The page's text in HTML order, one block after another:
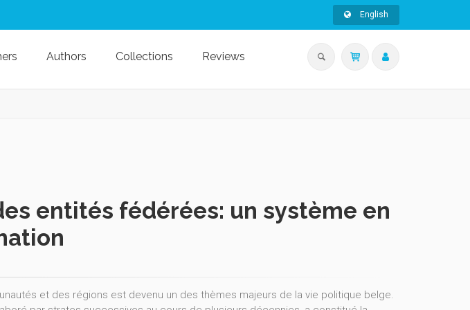
English
Authors Collections Reviews
entités fédérées: un système en
et des régions est devenu un des thèmes majeurs de la vie politique belge.